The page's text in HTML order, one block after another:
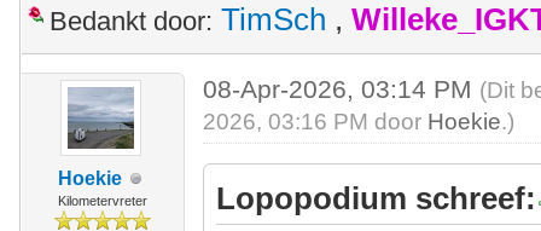
Bedankt door: TimSch ,
Hoekie
Kilometervreter
08-Apr-2026, 03:14 PM (Dit
2026, 03:16 PM door Hoekie.)
Lopopodium schreef: